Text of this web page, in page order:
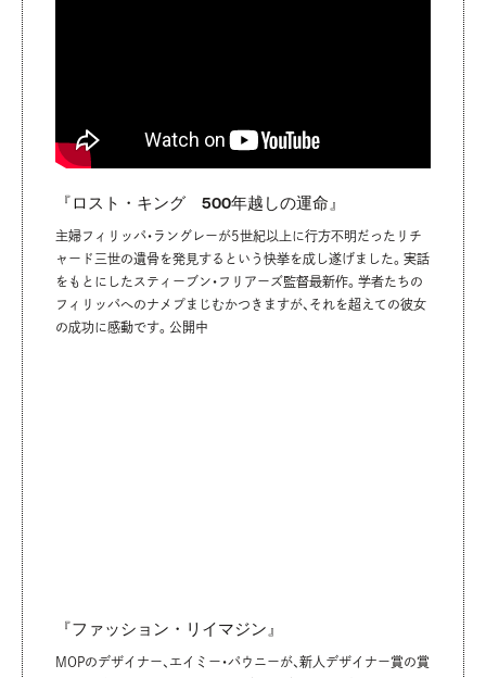
『ロスト・キング 500年越しの運命』
主婦フィリッパ・ラングレーが5世紀以上に行方不明だったリチ
ャード三世の遺骨を発見するという快挙を成し遂げました。実話
をもとにしたスティーブン・フリアーズ監督最新作。学者たちの
フィリッパへのナメプまじむかつきますが、それを超えての彼女
の成功に感動です。公開中
h2c1VMi5go&embeds_referring_euri=https%3A%2F
%2Fwww.flag-
『ファッション・リイマジン』
MOPのデザイナー、エイミー・パウニーが、新人デザイナー賞の賞